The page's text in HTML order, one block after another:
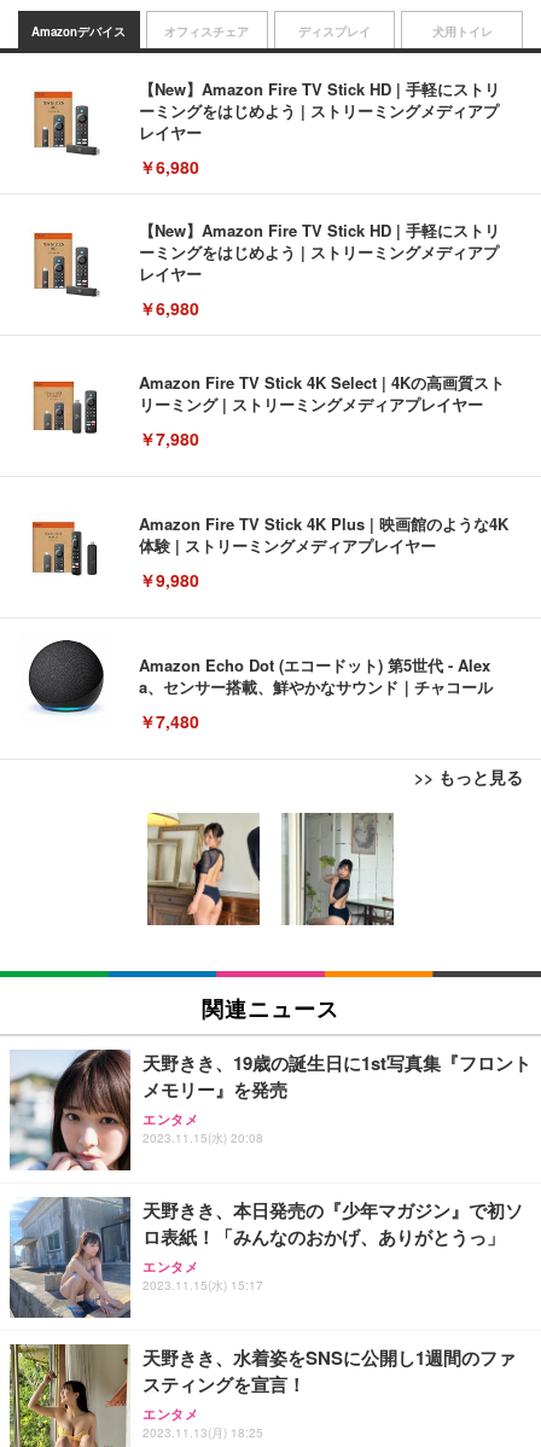
Amazonデバイス
【New】Amazon Fire TV Stick HD | 手軽にストリ
ーミングをはじめよう | ストリーミングメディアプ
レイヤー
￥6,980
【New】Amazon Fire TV Stick HD | 手軽にストリ
ーミングをはじめよう | ストリーミングメディアプ
レイヤー
￥6,980
Amazon Fire TV Stick 4K Select | 4Kの高画質スト
リーミング | ストリーミングメディアプレイヤー
￥7,980
Amazon Fire TV Stick 4K Plus | 映画館のような4K
体験 | ストリーミングメディアプレイヤー
￥9,980
Amazon Echo Dot (エコードット) 第5世代 - Alex
a、センサー搭載、鮮やかなサウンド｜チャコール
￥7,480
>> もっと見る
オフィスチェア
[EdoErgo] オフィスチェア 椅子 テレワーク 疲れな
い 跳ね上げ式アームレスト コンパクト 約105度ロッ
キング pc 事務椅子 360度回転 座面昇降 強化ナイロ
ン樹脂ベース 通気性メッシュ 在宅ワーク H-WY01
(黒網+黒枠+黒足)
￥5,699
SIHOO B100 オフィスチェア／デスクチェア メッシ
ュチェア 人間工学 疲れない ブラック
￥27,999
Sezlife オフィスチェア デスクチェア 疲れない テレ
ワーク チェア 強化バックレスト 30度ロッキング機
能 人間工学 椅子 腰サポート 90度跳ね上げ式アーム
務用 おしゃれ パソコンチェア (ブラック)
Sezlife オフィスチェア デスクチェア 疲れない テレ
ワーク チェア 強化バックレスト 30度ロッキング機
能 人間工学 椅子 腰サポート 90度跳ね上げ式アーム
務用 おしゃれ パソコンチェア (ホワイト)
ANDWINT オフィスチェア デスクチェア 肘なし メ
ッシュ 通気性 ランバーサポート付き 腰サポート ガ
ス圧無段階昇降 360度回転 キャスター付き コンパク
ディスプレイ
EIZO ビジネス向けプレミアムモニター | FlexScan
EV3240X-WT | 31.5型4K UHD・USB Type-C・ホワ
イト
￥105,595
EIZO ビジネス向けプレミアムモニター | FlexScan
￥109,572
【純正品】27"ゲーミングモニター DualSense 充電
フック付き（CFI-ZDM1J）
【整備済み品】Dell E2724HS 27インチ 液晶モニタ
ー フルHD（1920×1080）VA 非光沢 HDMI/DisplayP
ort/VGA スピーカー内蔵 高さ調整 スイベル VESA対
【MiniLED/24.5inch/280Hz/FHD】GRAPHT THE S
HOOTER Gaming Monitor 24” Essential ゲーミン
グモニター QD 24.5インチ 1ms FHD 量子ドット 残
犬用トイレ
Amazonベーシック ペットシーツ 薄型 レギュラー 1
回使い捨て 無香料 ホワイト 300枚
￥3,373
Amazonベーシック ペットシーツ 厚型 ワイド 42枚
x2袋(84枚) ホワイト(吸収面:ライトブルー)
￥3,234
ネオ・ルーライフ ネオ・オムツ L 中型犬用 26枚入
り 単品
Smart Basic(スマートベーシック) 【Amazon.co.jp
限定】 Smart Basic アイリスオーヤマ ペットシーツ
超厚型 お徳用 ワイド 100枚入 (x 1) (ケース販売)
アイリスオーヤマ ペットシーツ 超厚型 お徳用 レギ
ュラー 200枚入【Amazon.co.jp限定】
関連ニュース
天野きき、19歳の誕生日に1st写真集『フロント
メモリー』を発売
エンタメ
2023.11.15(水) 20:08
天野きき、本日発売の『少年マガジン』で初ソ
ロ表紙！「みんなのおかげ、ありがとうっ」
エンタメ
2023.11.15(水) 15:17
天野きき、水着姿をSNSに公開し1週間のファ
スティングを宣言！
エンタメ
2023.11.13(月) 18:25